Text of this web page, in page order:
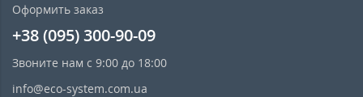
Оформить заказ
+38 (095) 300-90-09
Звоните нам с 9:00 до 18:00
info@eco-system.com.ua